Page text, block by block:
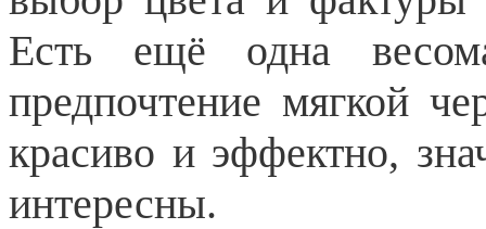
Есть ещё одна
предпочтение мягкой
красиво и эффектно,
интересны.